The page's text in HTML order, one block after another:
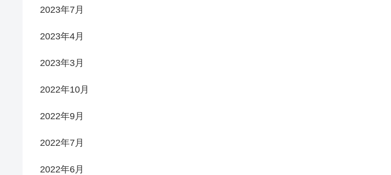
2023年7月
2023年4月
2023年3月
2022年10月
2022年9月
2022年7月
2022年6月